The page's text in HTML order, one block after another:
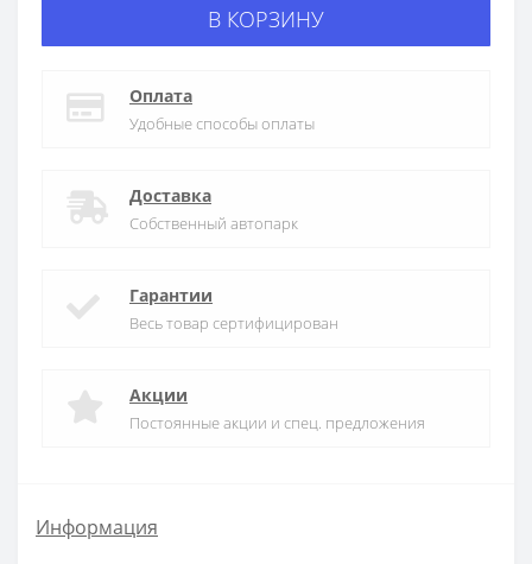
В КОРЗИНУ
Оплата
Удобные способы оплаты
Доставка
Собственный автопарк
Гарантии
Весь товар сертифицирован
Акции
Постоянные акции и спец. предложения
Информация